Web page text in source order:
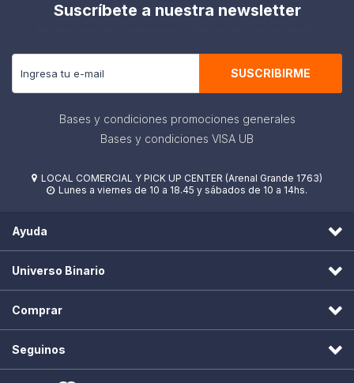
Suscríbete a nuestra newsletter
SUSCRIBIRME
Bases y condiciones promociones generales
Bases y condiciones VISA UB
 LOCAL COMERCIAL Y PICK UP CENTER (Arenal Grande 1763)
 Lunes a viernes de 10 a 18.45 y sábados de 10 a 14hs.
Ayuda
Universo Binario
Comprar
Seguinos